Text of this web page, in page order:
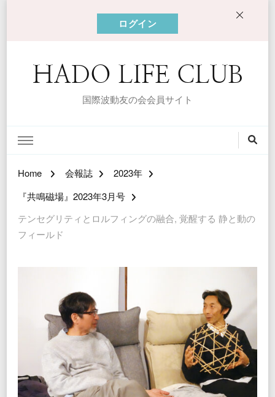
ログイン
HADO LIFE CLUB
国際波動友の会会員サイト
Home 会報誌
2023年
『共鳴磁場』2023年3月号
テンセグリティとロルフィングの融合, 覚醒する 静と動の
フィールド